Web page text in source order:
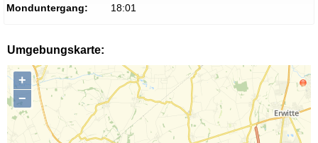
Monduntergang:
18:01
Umgebungskarte:
+
−